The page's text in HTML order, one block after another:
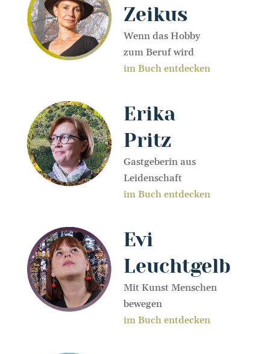
Zeikus
Wenn das Hobby
zum Beruf wird
im Buch entdecken
Erika
Pritz
Gastgeberin aus
Leidenschaft
im Buch entdecken
Evi
Leuchtgelb
Mit Kunst Menschen
bewegen
im Buch entdecken